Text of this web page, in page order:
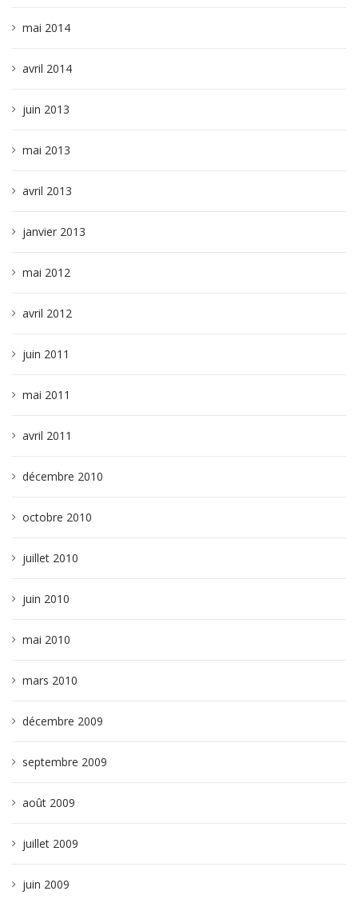
mai 2014
avril 2014
juin 2013
mai 2013
avril 2013
janvier 2013
mai 2012
avril 2012
juin 2011
mai 2011
avril 2011
décembre 2010
octobre 2010
juillet 2010
juin 2010
mai 2010
mars 2010
décembre 2009
septembre 2009
août 2009
juillet 2009
juin 2009